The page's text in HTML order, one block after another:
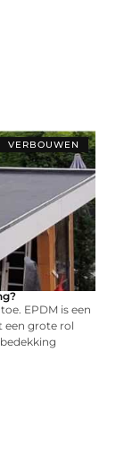
VERBOUWEN
EPDM is een
een grote rol